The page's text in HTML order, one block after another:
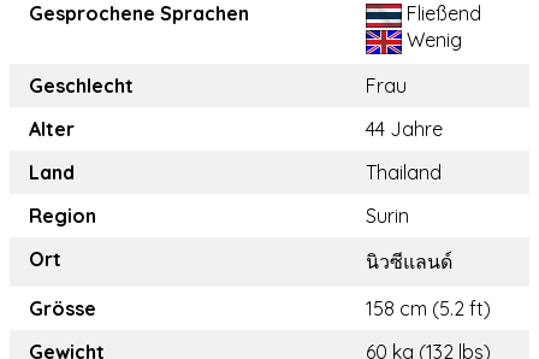
Gesprochene Sprachen
Fließend
Wenig
Geschlecht
Frau
Alter
44 Jahre
Land
Thailand
Region
Surin
Ort
นิวซีแลนด์
Grösse
158 cm (5.2 ft)
Gewicht
60 kg (132 lbs)